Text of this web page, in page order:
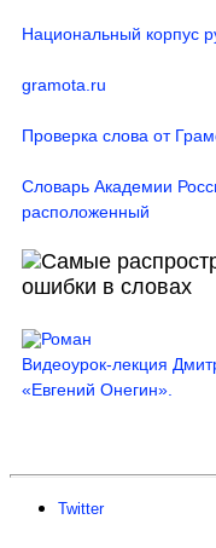
Национальный корпус
gramota.ru
Проверка слова от
Словарь Академии
расположенный
Видеоурок-лекция
«Евгений Онегин».
Twitter